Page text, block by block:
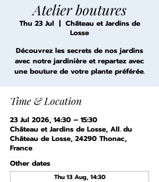
Atelier boutures
Thu 23 Jul
  |
Château et Jardins de
Losse
Découvrez les secrets de nos jardins
avec notre jardinière et repartez avec
une bouture de votre plante préférée.
Time & Location
23 Jul 2026, 14:30 – 15:30
Château et Jardins de Losse, All. du
Château de Losse, 24290 Thonac,
France
Other dates
Thu 13 Aug, 14:30